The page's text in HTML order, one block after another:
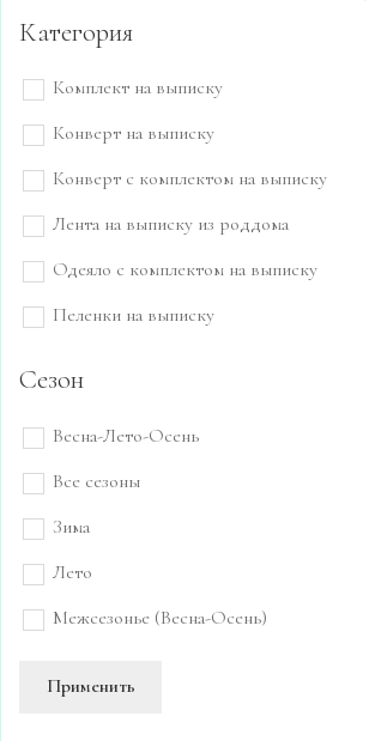
Категория
Комплект на выписку
Конверт на выписку
Конверт с комплектом на выписку
Лента на выписку из роддома
Одеяло с комплектом на выписку
Пеленки на выписку
Сезон
Весна-Лето-Осень
Все сезоны
Зима
Лето
Межсезонье (Весна-Осень)
Применить